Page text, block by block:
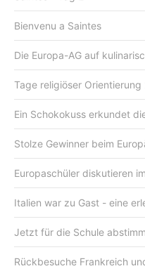
Bienvenu a Saintes
Die Europa-AG auf
Tage religiöser Orientierung
Ein Schokokuss erkundet
Stolze Gewinner beim
Europaschüler diskutieren
Italien war zu Gast - eine
Jetzt für die Schule
Rückbesuche Frankreich